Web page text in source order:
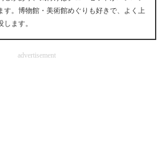
ニティ
かる
す。博物館・美術館めぐりも好きで、よく上
ます。
advertisement